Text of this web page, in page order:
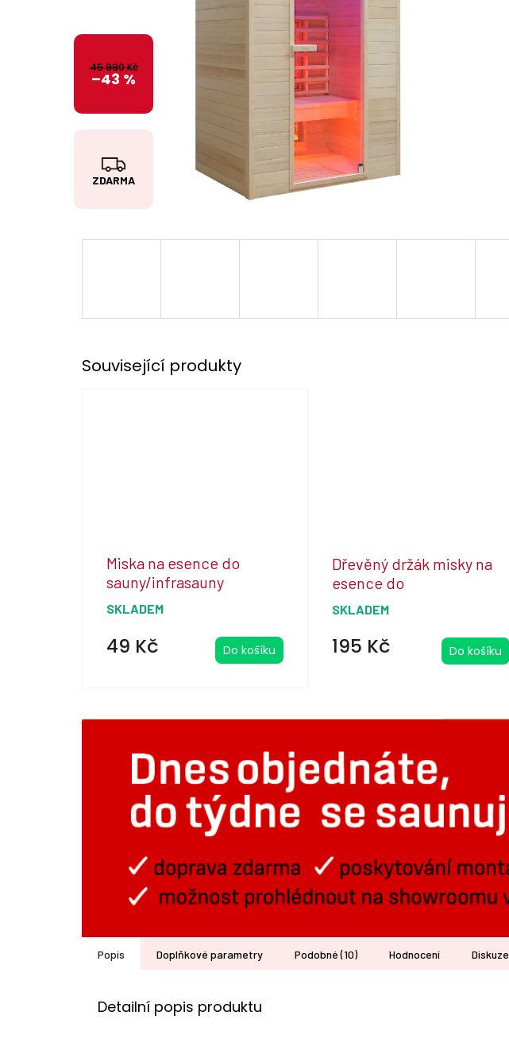
Z
D
R
ZDARMA
45 990 Kč
–43 %
Související produkty
Miska na esence do
sauny/infrasauny
SKLADEM
49 Kč Do košíku
Dřevěný držák misky na
esence do
sauny/infrasauny
SKLADEM
195 Kč Do košíku
Popis Doplňkové parametry Podobné (10) Hodnocení Diskuze
Detailní popis produktu